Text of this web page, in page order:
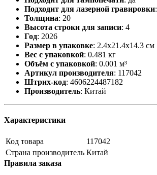
Подходит для лазерной гравировки:
Толщина: 20
Высота строки для записи: 4
Год: 2026
Размер в упаковке: 2.4x21.4x14.3 см
Вес с упаковкой: 0.481 кг
Объём с упаковкой: 0.001 м³
Артикул производителя: 117042
Штрих-код: 4606224487182
Производитель: Китай
Характеристики
Код товара
117042
Страна производитель Китай
Правила заказа